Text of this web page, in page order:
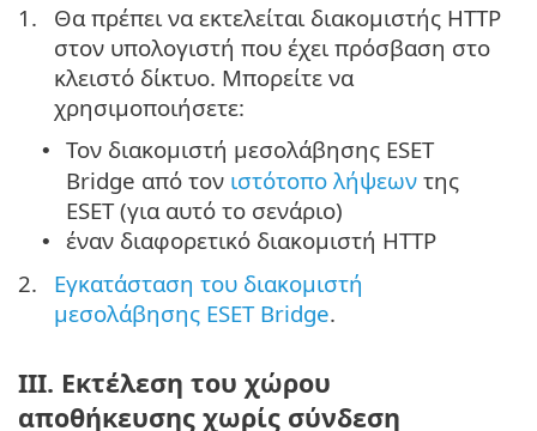
1.
Θα πρέπει να εκτελείται διακομιστής HTTP
στον υπολογιστή που έχει πρόσβαση στο
κλειστό δίκτυο. Μπορείτε να
χρησιμοποιήσετε:
•
Τον διακομιστή μεσολάβησης ESET
Bridge από τον ιστότοπο λήψεων της
ESET (για αυτό το σενάριο)
•
έναν διαφορετικό διακομιστή HTTP
2.
Εγκατάσταση του διακομιστή
μεσολάβησης ESET Bridge.
III. Εκτέλεση του χώρου
αποθήκευσης χωρίς σύνδεση